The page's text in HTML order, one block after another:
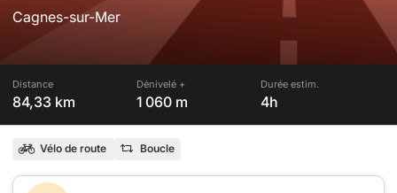
Cagnes-sur-Mer
Distance
84,33 km
Dénivelé +
1 060 m
Durée estim.
4h
Vélo de route Boucle